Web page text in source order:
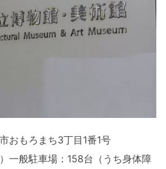
おもろまち3丁目1番1号
一般駐車場：158台（うち身体障